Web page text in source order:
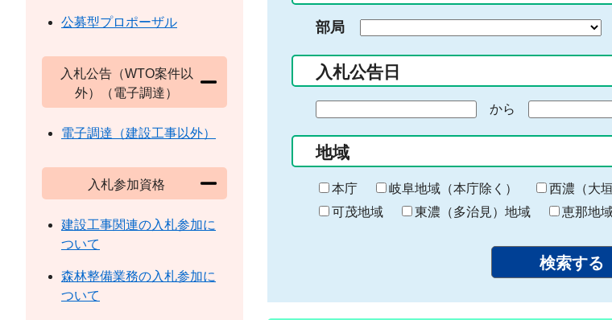
入
力
部局
入札公告日
の
始
ま
り
から
終
わ
り
地域
本庁 岐阜地域（本庁除く） 西濃（大
可茂地域
東濃（多治見）地域 恵那地
公募型プロポーザル
入札公告（WTO案件以
外）（電子調達）
電子調達（建設工事以外）
入札参加資格
建設工事関連の入札参加に
ついて
森林整備業務の入札参加に
ついて